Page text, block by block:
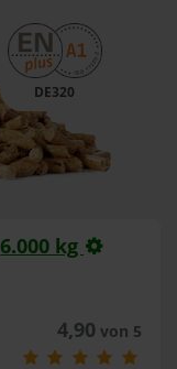
DE320
6.000 kg
4,90 von 5